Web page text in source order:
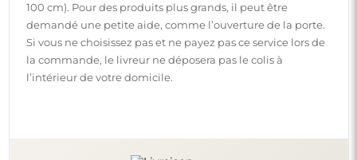
100 cm). Pour des produits plus grands, il peut être
demandé une petite aide, comme l’ouverture de la porte.
Si vous ne choisissez pas et ne payez pas ce service lors de
la commande, le livreur ne déposera pas le colis à
l’intérieur de votre domicile.